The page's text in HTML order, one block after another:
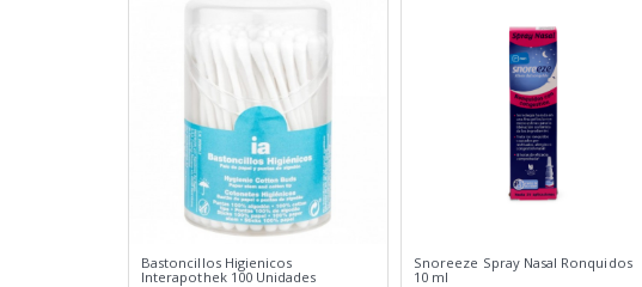
Bastoncillos Higienicos
Interapothek 100 Unidades
Snoreeze Spray Nasal Ronquidos
10 ml